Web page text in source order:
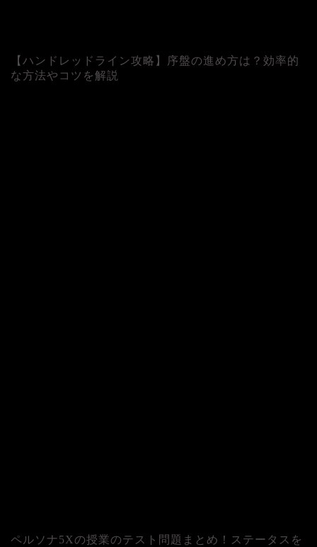
【ハンドレッドライン攻略】序盤の進め方は？効率的
な方法やコツを解説
ペルソナ5Xの授業のテスト問題まとめ！ステータスを